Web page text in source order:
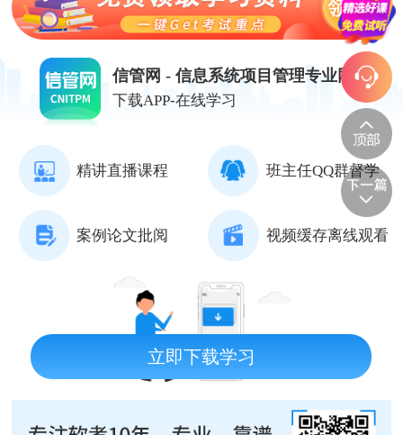
信管网 - 信息系统项目管理专业网站
下载APP-在线学习
精讲直播课程 班主任QQ群督学
案例论文批阅 视频缓存离线观看
立即下载学习